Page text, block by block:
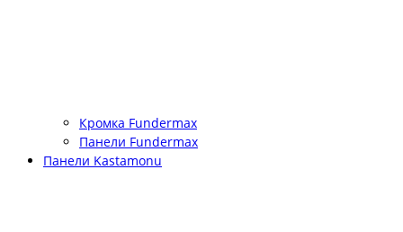
Кромка Fundermax
Панели Fundermax
Панели Kastamonu